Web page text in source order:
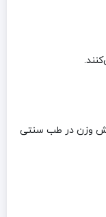
وزن در طب سنتی